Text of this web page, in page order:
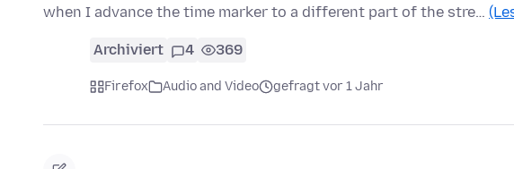
when I advance the time marker to a different part of the stre…
Archiviert 4 369
Firefox Audio and Video gefragt vor 1 Jahr